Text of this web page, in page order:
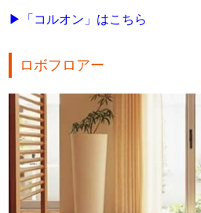
▶「コルオン」はこちら
ロボフロアー